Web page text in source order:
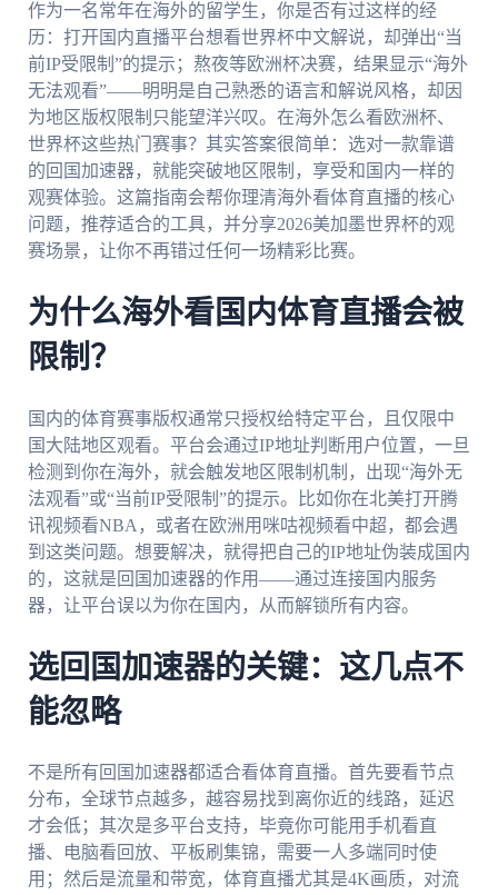
作为一名常年在海外的留学生，你是否有过这样的经
历：打开国内直播平台想看世界杯中文解说，却弹出“当
前IP受限制”的提示；熬夜等欧洲杯决赛，结果显示“海外
无法观看”——明明是自己熟悉的语言和解说风格，却因
为地区版权限制只能望洋兴叹。在海外怎么看欧洲杯、
世界杯这些热门赛事？其实答案很简单：选对一款靠谱
的回国加速器，就能突破地区限制，享受和国内一样的
观赛体验。这篇指南会帮你理清海外看体育直播的核心
问题，推荐适合的工具，并分享2026美加墨世界杯的观
赛场景，让你不再错过任何一场精彩比赛。
为什么海外看国内体育直播会被
限制？
国内的体育赛事版权通常只授权给特定平台，且仅限中
国大陆地区观看。平台会通过IP地址判断用户位置，一旦
检测到你在海外，就会触发地区限制机制，出现“海外无
法观看”或“当前IP受限制”的提示。比如你在北美打开腾
讯视频看NBA，或者在欧洲用咪咕视频看中超，都会遇
到这类问题。想要解决，就得把自己的IP地址伪装成国内
的，这就是回国加速器的作用——通过连接国内服务
器，让平台误以为你在国内，从而解锁所有内容。
选回国加速器的关键：这几点不
能忽略
不是所有回国加速器都适合看体育直播。首先要看节点
分布，全球节点越多，越容易找到离你近的线路，延迟
才会低；其次是多平台支持，毕竟你可能用手机看直
播、电脑看回放、平板刷集锦，需要一人多端同时使
用；然后是流量和带宽，体育直播尤其是4K画质，对流